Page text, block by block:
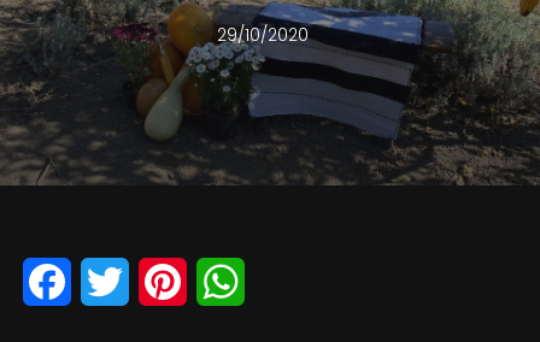
29/10/2020
Facebook
Twitter Pinterest